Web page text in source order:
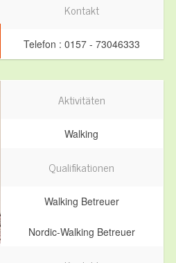
Kontakt
Telefon : 0157 - 73046333
Aktivitäten
Walking
Qualifikationen
Walking Betreuer
Nordic-Walking Betreuer